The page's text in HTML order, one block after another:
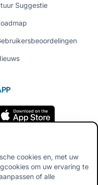
Suggestie
APK Familiale
App
cookies en, met uw
om uw ervaring te
of alle